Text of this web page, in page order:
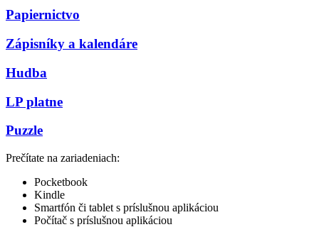
Papiernictvo
Zápisníky a kalendáre
Hudba
LP platne
Puzzle
Prečítate na zariadeniach:
Pocketbook
Kindle
Smartfón či tablet s príslušnou aplikáciou
Počítač s príslušnou aplikáciou